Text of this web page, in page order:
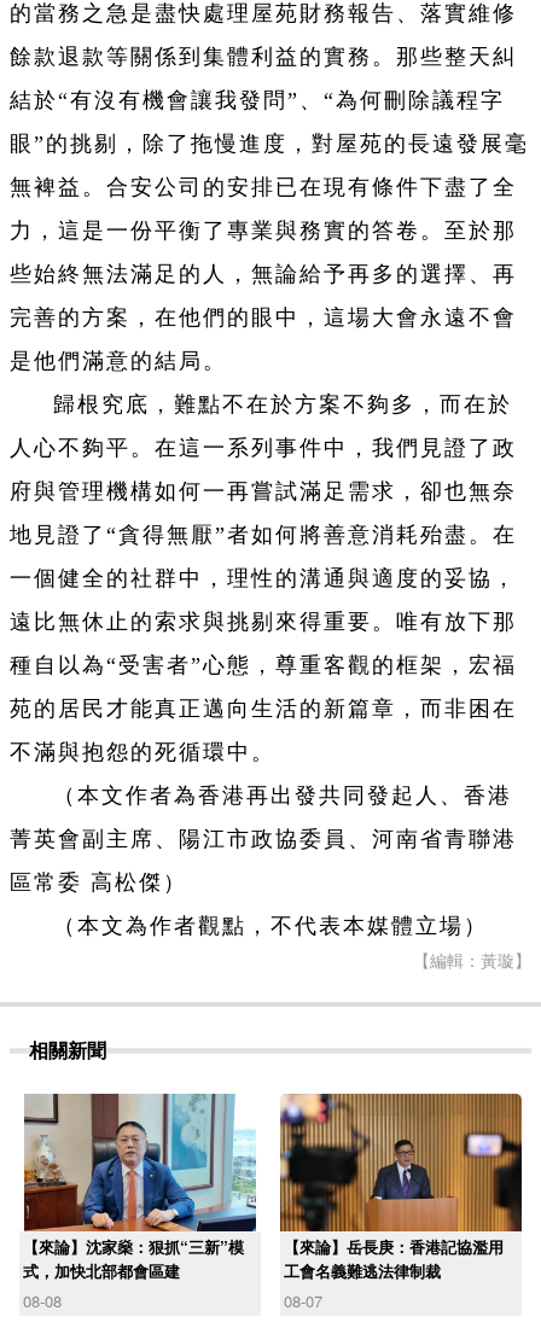
的當務之急是盡快處理屋苑財務報告、落實維修
餘款退款等關係到集體利益的實務。那些整天糾
結於“有沒有機會讓我發問”、“為何刪除議程字
眼”的挑剔，除了拖慢進度，對屋苑的長遠發展毫
無裨益。合安公司的安排已在現有條件下盡了全
力，這是一份平衡了專業與務實的答卷。至於那
些始終無法滿足的人，無論給予再多的選擇、再
完善的方案，在他們的眼中，這場大會永遠不會
是他們滿意的結局。
歸根究底，難點不在於方案不夠多，而在於
人心不夠平。在這一系列事件中，我們見證了政
府與管理機構如何一再嘗試滿足需求，卻也無奈
地見證了“貪得無厭”者如何將善意消耗殆盡。在
一個健全的社群中，理性的溝通與適度的妥協，
遠比無休止的索求與挑剔來得重要。唯有放下那
種自以為“受害者”心態，尊重客觀的框架，宏福
苑的居民才能真正邁向生活的新篇章，而非困在
不滿與抱怨的死循環中。
（本文作者為香港再出發共同發起人、香港
菁英會副主席、陽江市政協委員、河南省青聯港
區常委 高松傑）
（本文為作者觀點，不代表本媒體立場）
【編輯：黃璇】
相關新聞
【來論】沈家燊：狠抓“三新”模
式，加快北部都會區建
08-08
【來論】岳長庚：香港記協濫用
工會名義難逃法律制裁
08-07